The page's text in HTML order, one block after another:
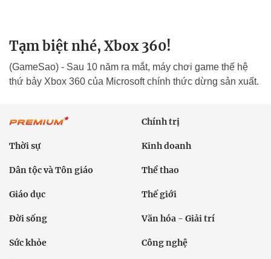
Tạm biệt nhé, Xbox 360!
(GameSao) - Sau 10 năm ra mắt, máy chơi game thế hệ
thứ bảy Xbox 360 của Microsoft chính thức dừng sản xuất.
Chính trị
Thời sự Kinh doanh
Dân tộc và Tôn giáo Thể thao
Giáo dục Thế giới
Đời sống Văn hóa - Giải trí
Sức khỏe Công nghệ